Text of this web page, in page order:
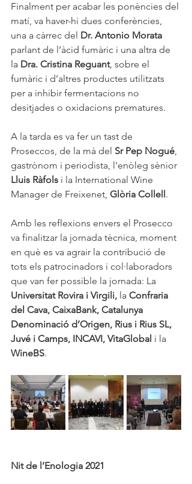
Finalment per acabar les ponències del
matí, va haver-hi dues conferències,
una a càrrec del Dr. Antonio Morata
parlant de l’àcid fumàric i una altra de
la Dra. Cristina Reguant, sobre el
fumàric i d’altres productes utilitzats
per a inhibir fermentacions no
desitjades o oxidacions prematures.
A la tarda es va fer un tast de
Proseccos, de la mà del Sr Pep Nogué,
gastrònom i periodista, l'enòleg sènior
Lluis Ràfols i la International Wine
Manager de Freixenet, Glòria Collell.
Amb les reflexions envers el Prosecco
va finalitzar la jornada tècnica, moment
en què es va agrair la contribució de
tots els patrocinadors i col·laboradors
que van fer possible la jornada: La
Universitat Rovira i Virgili, la Confraria
del Cava, CaixaBank, Catalunya
Denominació d’Origen, Rius i Rius SL,
Juvé i Camps, INCAVI, VitaGlobal i la
WineBS.
Nit de l’Enologia 2021